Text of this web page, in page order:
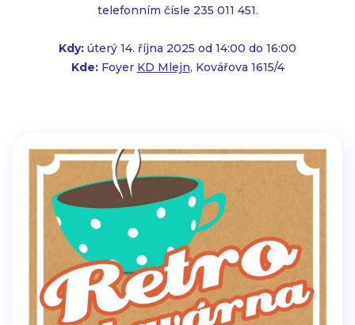
telefonním čísle 235 011 451.
Kdy: úterý 14. října 2025 od 14:00 do 16:00
Kde: Foyer KD Mlejn, Kovářova 1615/4